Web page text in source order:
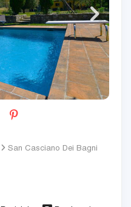
San Casciano Dei Bagni